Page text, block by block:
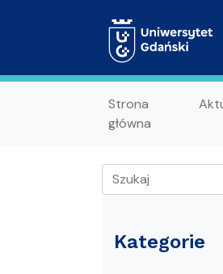
Strona
główna
Kategorie